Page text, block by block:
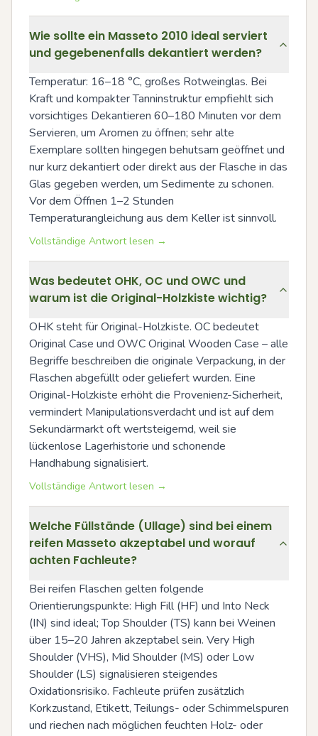
Wie sollte ein Masseto 2010 ideal serviert
und gegebenenfalls dekantiert werden?
Temperatur: 16–18 °C, großes Rotweinglas. Bei
Kraft und kompakter Tanninstruktur empfiehlt sich
vorsichtiges Dekantieren 60–180 Minuten vor dem
Servieren, um Aromen zu öffnen; sehr alte
Exemplare sollten hingegen behutsam geöffnet und
nur kurz dekantiert oder direkt aus der Flasche in das
Glas gegeben werden, um Sedimente zu schonen.
Vor dem Öffnen 1–2 Stunden
Temperaturangleichung aus dem Keller ist sinnvoll.
Vollständige Antwort lesen →
Was bedeutet OHK, OC und OWC und
warum ist die Original-Holzkiste wichtig?
OHK steht für Original-Holzkiste. OC bedeutet
Original Case und OWC Original Wooden Case – alle
Begriffe beschreiben die originale Verpackung, in der
Flaschen abgefüllt oder geliefert wurden. Eine
Original-Holzkiste erhöht die Provenienz-Sicherheit,
vermindert Manipulationsverdacht und ist auf dem
Sekundärmarkt oft wertsteigernd, weil sie
lückenlose Lagerhistorie und schonende
Handhabung signalisiert.
Vollständige Antwort lesen →
Welche Füllstände (Ullage) sind bei einem
reifen Masseto akzeptabel und worauf
achten Fachleute?
Bei reifen Flaschen gelten folgende
Orientierungspunkte: High Fill (HF) und Into Neck
(IN) sind ideal; Top Shoulder (TS) kann bei Weinen
über 15–20 Jahren akzeptabel sein. Very High
Shoulder (VHS), Mid Shoulder (MS) oder Low
Shoulder (LS) signalisieren steigendes
Oxidationsrisiko. Fachleute prüfen zusätzlich
Korkzustand, Etikett, Teilungs- oder Schimmelspuren
und riechen nach möglichen feuchten Holz- oder